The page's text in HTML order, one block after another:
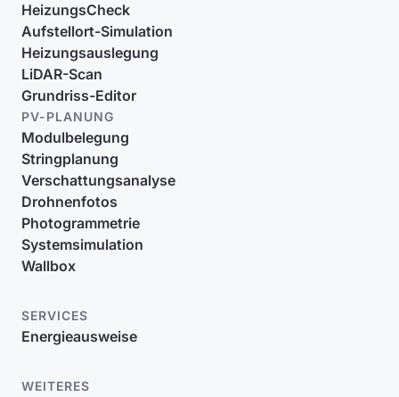
HeizungsCheck
Aufstellort-Simulation
Heizungsauslegung
LiDAR-Scan
Grundriss-Editor
PV-PLANUNG
Modulbelegung
Stringplanung
Verschattungsanalyse
Drohnenfotos
Photogrammetrie
Systemsimulation
Wallbox
SERVICES
Energieausweise
WEITERES